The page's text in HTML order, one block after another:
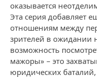
оказывается
Эта серия добавляет
отношениям между
зрителей в ожидании
возможность
мажоры» – это
юридических